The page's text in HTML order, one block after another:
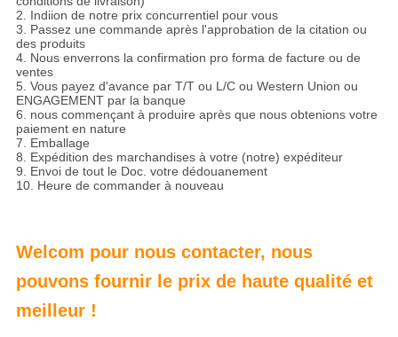
2. Indiion de notre prix concurrentiel pour vous
3. Passez une commande après l'approbation de la citation ou
des produits
4. Nous enverrons la confirmation pro forma de facture ou de
ventes
5. Vous payez d'avance par T/T ou L/C ou Western Union ou
ENGAGEMENT par la banque
6. nous commençant à produire après que nous obtenions votre
paiement en nature
7. Emballage
8. Expédition des marchandises à votre (notre) expéditeur
9. Envoi de tout le Doc. votre dédouanement
10. Heure de commander à nouveau
Welcom pour nous contacter, nous
pouvons fournir le prix de haute qualité et
meilleur !